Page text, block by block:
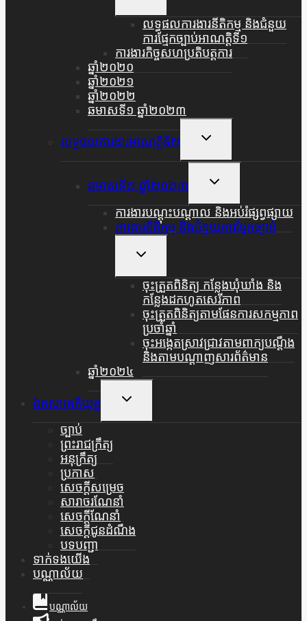
Menu
លទ្ធផលការងារនីតិកម្ម និងជំនួយ
ការផ្មែកច្បាប់អាណត្តិទី១
ការងារកិច្ចសហប្រតិបត្តការ
ឆ្នាំ២០២០
ឆ្នាំ២០២១
ឆ្នាំ២០២២
ឆមាសទី១ ឆ្នាំ២០២៣
លទ្ធផលការងារអាណត្តិទី២
Toggle
Menu
ឆមាសទី២ ឆ្នាំ២០២៣
Toggle
Menu
ការងារបណ្តុះបណ្តាល និងអប់រំផ្សព្វផ្សាយ
ការងារនីតិកម្ម និងជំនួយការផ្នែកច្បាប់
Toggle
Menu
ចុះត្រួតពិនិត្យ កន្លែងឃុំឃាំង និង
កន្លែងដកហូតសេរីភាព
ចុះត្រួតពិនិត្យតាមផែនការសកម្មភាព
ប្រចាំឆ្នាំ
ចុះអង្កេតស្រាវជ្រាវតាមពាក្យបណ្តឹង
និងតាមបណ្តាញសារព័ត៌មាន
ឆ្នាំ២០២៤
ឯកសារគតិយុត្ត
Toggle
Menu
ច្បាប់
ព្រះរាជក្រឹត្យ
អនុក្រឹត្យ
ប្រកាស
សេចក្តីសម្រេច
សារាចរណែនាំ
សេចក្តីណែនាំ
សេចក្តីជូនដំណឹង
បទបញ្ជា
ទាក់ទងយើង
បណ្ណាល័យ
បណ្ណាល័យ